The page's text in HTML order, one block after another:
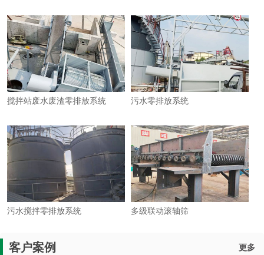
搅拌站废水废渣零排放系统 污水零排放系统
污水搅拌零排放系统 多级联动滚轴筛
客户案例 更多